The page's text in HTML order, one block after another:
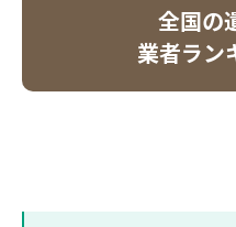
全国の
業者ラン